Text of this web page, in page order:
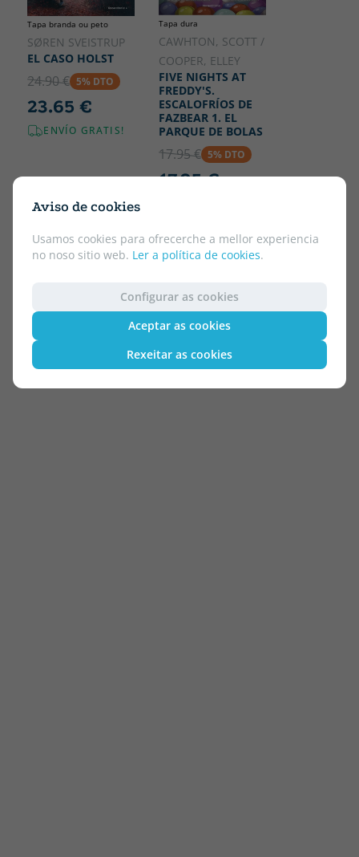
Aviso de cookies
Usamos cookies para ofrecerche a mellor experiencia
no noso sitio web. Ler a política de cookies.
Configurar as cookies
Aceptar as cookies
Rexeitar as cookies
Tapa branda ou peto
SØREN SVEISTRUP
EL CASO HOLST
24.90 € 5% DTO
23.65 €
ENVÍO GRATIS!
Tapa dura
CAWHTON, SCOTT /
COOPER, ELLEY
FIVE NIGHTS AT
FREDDY'S.
ESCALOFRÍOS DE
FAZBEAR 1. EL
PARQUE DE BOLAS
17.95 € 5% DTO
17.05 €